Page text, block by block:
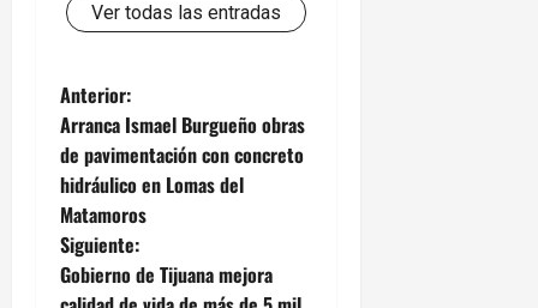
Ver todas las entradas
N
a
v
e
Anterior:
Arranca Ismael Burgueño obras
de pavimentación con concreto
hidráulico en Lomas del
Matamoros
Siguiente:
Gobierno de Tijuana mejora